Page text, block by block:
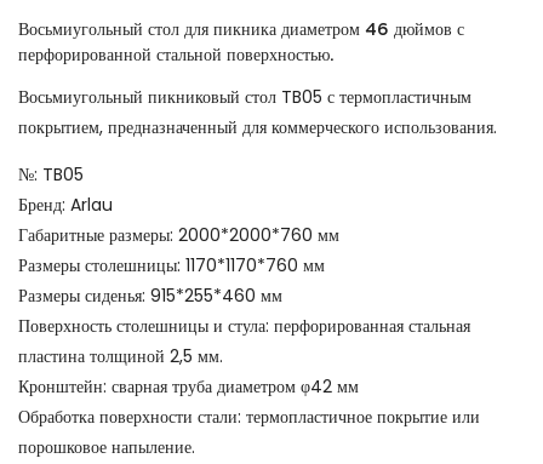
Восьмиугольный стол для пикника диаметром 46 дюймов с
перфорированной стальной поверхностью.
Восьмиугольный пикниковый стол TB05 с термопластичным
покрытием, предназначенный для коммерческого использования.
№: TB05
Бренд: Arlau
Габаритные размеры: 2000*2000*760 мм
Размеры столешницы: 1170*1170*760 мм
Размеры сиденья: 915*255*460 мм
Поверхность столешницы и стула: перфорированная стальная
пластина толщиной 2,5 мм.
Кронштейн: сварная труба диаметром φ42 мм
Обработка поверхности стали: термопластичное покрытие или
порошковое напыление.